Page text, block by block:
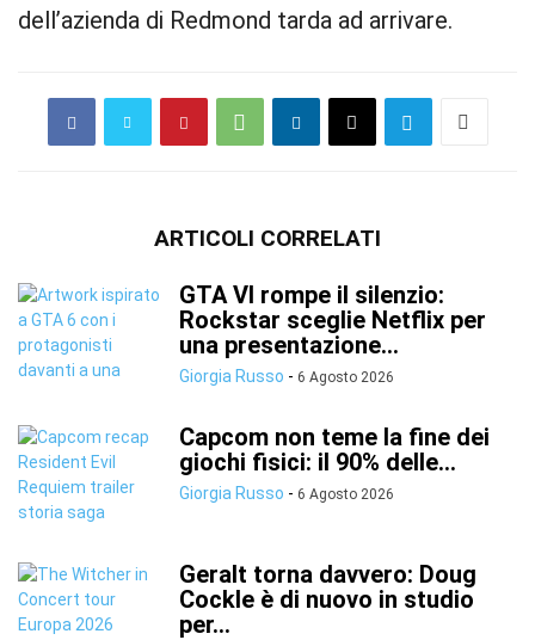
dell’azienda di Redmond tarda ad arrivare.
ARTICOLI CORRELATI
GTA VI rompe il silenzio:
Rockstar sceglie Netflix per
una presentazione...
Giorgia Russo - 6 Agosto 2026
Capcom non teme la fine dei
giochi fisici: il 90% delle...
Giorgia Russo - 6 Agosto 2026
Geralt torna davvero: Doug
Cockle è di nuovo in studio
per...